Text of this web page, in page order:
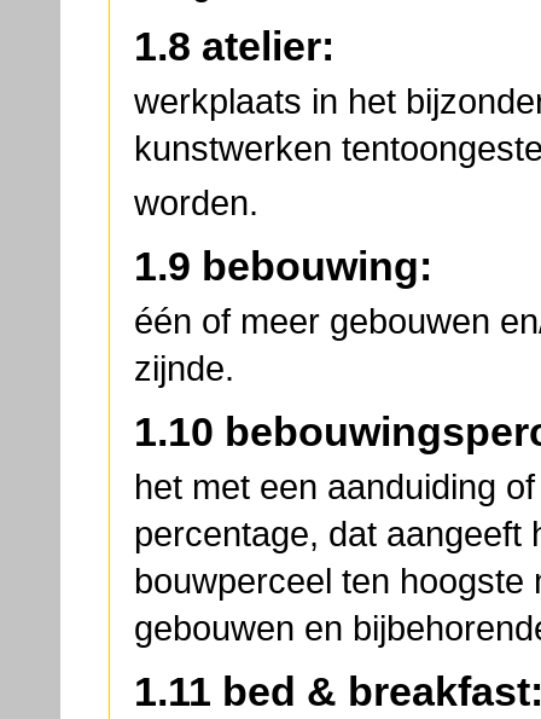
1.8 atelier:
werkplaats in het
kunstwerken
worden.
1.9 bebouwing:
één of meer gebouwen
zijnde.
1.10
het met een aanduiding
percentage, dat aangeeft
bouwperceel ten
gebouwen en
1.11 bed &